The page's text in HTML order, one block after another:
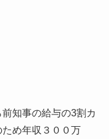
知事の給与の3割カ
め年収３００万